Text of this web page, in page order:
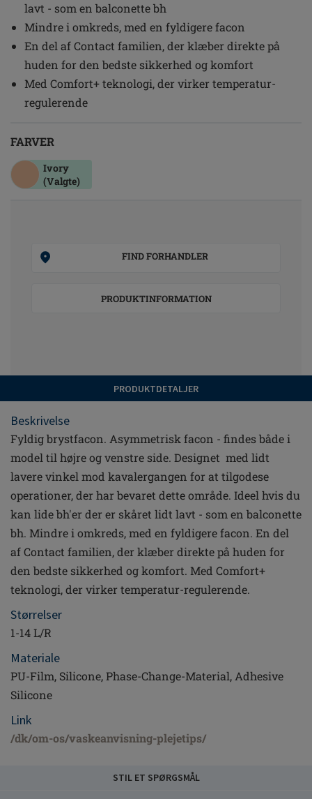
lavt - som en balconette bh
Mindre i omkreds, med en fyldigere facon
En del af Contact familien, der klæber direkte på
huden for den bedste sikkerhed og komfort
Med Comfort+ teknologi, der virker temperatur-
regulerende
FARVER
Ivory
(Valgte)
FIND FORHANDLER
PRODUKTINFORMATION
PRODUKTDETALJER
Beskrivelse
Fyldig brystfacon. Asymmetrisk facon - findes både i
model til højre og venstre side. Designet med lidt
lavere vinkel mod kavalergangen for at tilgodese
operationer, der har bevaret dette område. Ideel hvis du
kan lide bh'er der er skåret lidt lavt - som en balconette
bh. Mindre i omkreds, med en fyldigere facon. En del
af Contact familien, der klæber direkte på huden for
den bedste sikkerhed og komfort. Med Comfort+
teknologi, der virker temperatur-regulerende.
Størrelser
1-14 L/R
Materiale
PU-Film, Silicone, Phase-Change-Material, Adhesive
Silicone
Link
/dk/om-os/vaskeanvisning-plejetips/
STIL ET SPØRGSMÅL